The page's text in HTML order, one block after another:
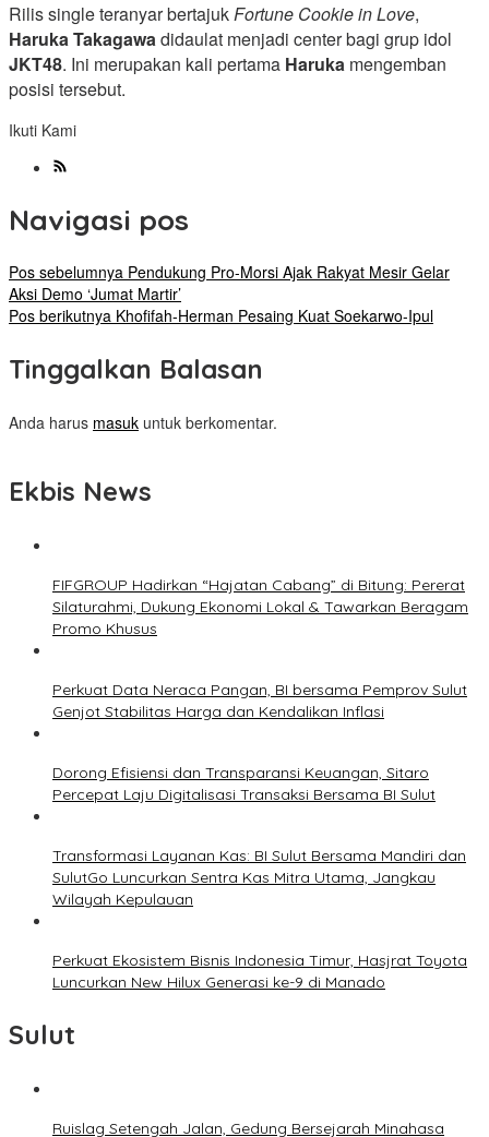
Rilis single teranyar bertajukFortune Cookie in Love,
Haruka Takagawadidaulat menjadi center bagi grup idol
JKT48. Ini merupakan kali pertama Haruka mengemban
posisi tersebut.
Ikuti Kami
Navigasi pos
Pos sebelumnya Pendukung Pro-Morsi Ajak Rakyat Mesir Gelar
Aksi Demo ‘Jumat Martir’
Pos berikutnya Khofifah-Herman Pesaing Kuat Soekarwo-Ipul
Tinggalkan Balasan
Anda harus masuk untuk berkomentar.
Ekbis News
FIFGROUP Hadirkan “Hajatan Cabang” di Bitung: Pererat
Silaturahmi, Dukung Ekonomi Lokal & Tawarkan Beragam
Promo Khusus
Perkuat Data Neraca Pangan, BI bersama Pemprov Sulut
Genjot Stabilitas Harga dan Kendalikan Inflasi
Dorong Efisiensi dan Transparansi Keuangan, Sitaro
Percepat Laju Digitalisasi Transaksi Bersama BI Sulut
Transformasi Layanan Kas: BI Sulut Bersama Mandiri dan
SulutGo Luncurkan Sentra Kas Mitra Utama, Jangkau
Wilayah Kepulauan
Perkuat Ekosistem Bisnis Indonesia Timur, Hasjrat Toyota
Luncurkan New Hilux Generasi ke-9 di Manado
Sulut
Ruislag Setengah Jalan, Gedung Bersejarah Minahasa